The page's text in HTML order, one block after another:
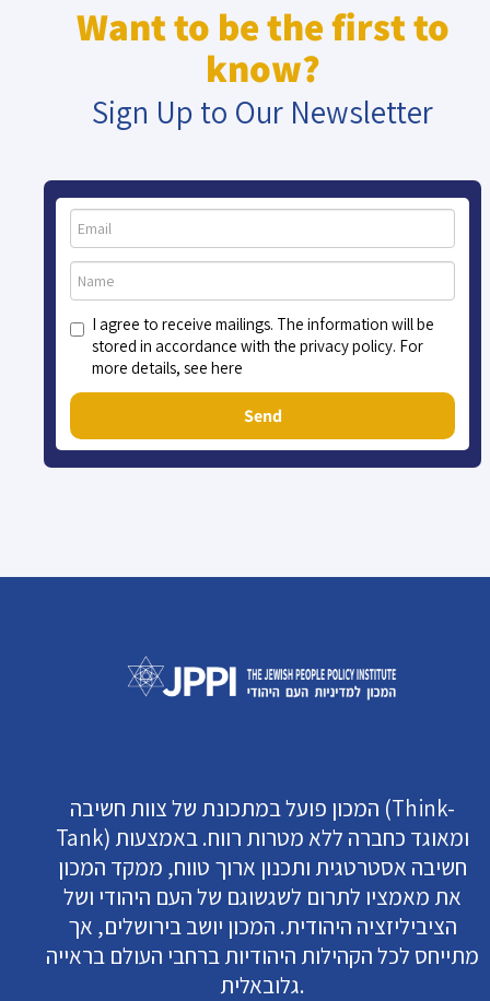
Want to be the first to
know?
Sign Up to Our Newsletter
I agree to receive mailings. The information will be
stored in accordance with the privacy policy. For
more details, see here
Send
המכון פועל במתכונת של צוות חשיבה (Think-
Tank) ומאוגד כחברה ללא מטרות רווח. באמצעות
חשיבה אסטרטגית ותכנון ארוך טווח, ממקד המכון
את מאמציו לתרום לשגשוגם של העם היהודי ושל
הציביליזציה היהודית. המכון יושב בירושלים, אך
מתייחס לכל הקהילות היהודיות ברחבי העולם בראייה
גלובאלית.